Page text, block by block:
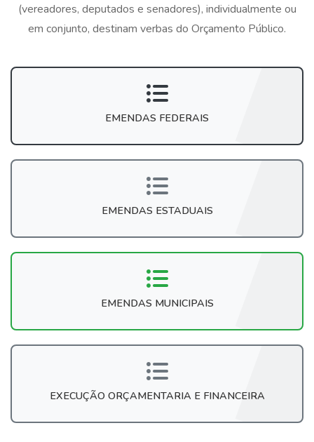
(vereadores, deputados e senadores), individualmente ou
em conjunto, destinam verbas do Orçamento Público.
EMENDAS FEDERAIS
EMENDAS ESTADUAIS
EMENDAS MUNICIPAIS
EXECUÇÃO ORÇAMENTARIA E FINANCEIRA